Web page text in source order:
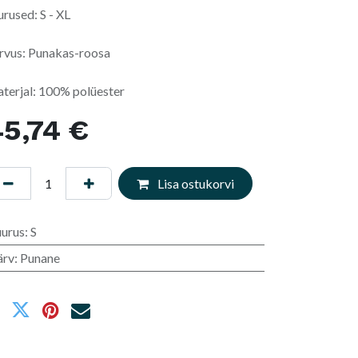
S - XL
Punakas-roosa
100% polüester
€
Lisa ostukorvi
: S
: Punane